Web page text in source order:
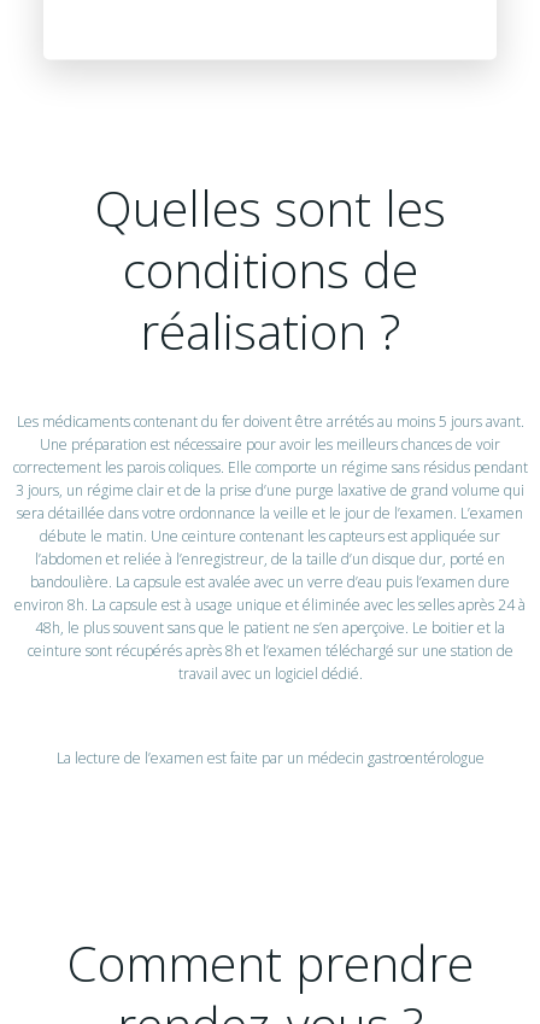
Quelles sont les
conditions de
réalisation ?
Les médicaments contenant du fer doivent être arrétés au moins 5 jours avant.
Une préparation est nécessaire pour avoir les meilleurs chances de voir
correctement les parois coliques. Elle comporte un régime sans résidus pendant
3 jours, un régime clair et de la prise d’une purge laxative de grand volume qui
sera détaillée dans votre ordonnance la veille et le jour de l’examen. L’examen
débute le matin. Une ceinture contenant les capteurs est appliquée sur
l’abdomen et reliée à l’enregistreur, de la taille d’un disque dur, porté en
bandoulière. La capsule est avalée avec un verre d’eau puis l’examen dure
environ 8h. La capsule est à usage unique et éliminée avec les selles après 24 à
48h, le plus souvent sans que le patient ne s’en aperçoive. Le boitier et la
ceinture sont récupérés après 8h et l’examen téléchargé sur une station de
travail avec un logiciel dédié.
La lecture de l’examen est faite par un médecin gastroentérologue
Comment prendre